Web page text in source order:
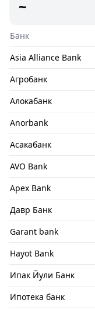
~
Банк
Asia Alliance Bank
Агробанк
Алокабанк
Anorbank
Асакабанк
AVO Bank
Apex Bank
Давр Банк
Garant bank
Hayot Bank
Ипак Йули Банк
Ипотека банк